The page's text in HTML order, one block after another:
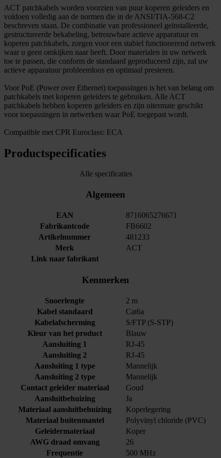
ACT patchkabels worden voorzien van puur koperen geleiders en
voldoen volledig aan de normen die in de ANSI/TIA-568-C2
beschreven staan. De combinatie van professioneel geïnstalleerde,
gestructureerde bekabeling, betrouwbare actieve apparatuur en
koperen patchkabels, zorgen voor een stabiel functionerend netwerk
waar u geen omkijken naar heeft. Door materialen in uw netwerk
toe te passen, die conform de standaard geproduceerd zijn, zal uw
actieve apparatuur probleemloos en optimaal presteren.
Voor PoE (Power over Ethernet) toepassingen is het van belang om
patchkabels met koperen geleiders te gebruiken. Alle ACT
patchkabels hebben koperen geleiders en zijn uitermate geschikt
voor toepassingen in netwerken waar PoE toegepast wordt.
Compatible met CPR Euroclass: ECA
Productspecificaties
Alle specificaties
Algemeen
EAN
8716065276671
Fabrikantcode
FB6602
Artikelnummer
481233
Merk
ACT
Link naar fabrikant
Kenmerken
Snoerlengte
2 m
Kabel standaard
Cat6a
Kabelafscherming
S/FTP (S-STP)
Kleur van het product
Blauw
Aansluiting 1
RJ-45
Aansluiting 2
RJ-45
Aansluiting 1 type
Mannelijk
Aansluiting 2 type
Mannelijk
Contact geleider materiaal
Goud
Aansluitbehuizing
Ja
Materiaal aansluitbehuizing
Koperlegering
Materiaal buitenmantel
Polyvinyl chloride (PVC)
Geleidermateriaal
Koper
AWG draad omvang
26
Frequentie
500 MHz